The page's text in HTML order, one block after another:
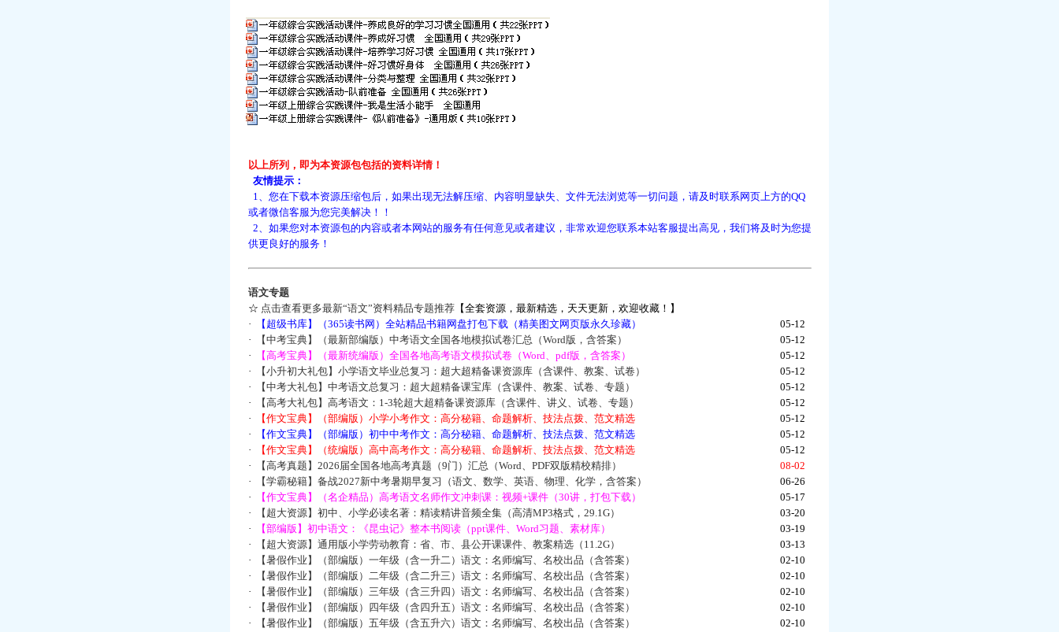
以上所列，即为本资源包包括的资料详情！
友情提示：
1、您在下载本资源压缩包后，如果出现无法解压缩、内容明显缺失、文件无法浏览等一切问题，请及时联系网页上方的QQ
或者微信客服为您完美解决！！
2、如果您对本资源包的内容或者本网站的服务有任何意见或者建议，非常欢迎您联系本站客服提出高见，我们将及时为您提
供更良好的服务！
语文专题
☆ 点击查看更多最新“语文”资料精品专题推荐【全套资源，最新精选，天天更新，欢迎收藏！】
·
【超级书库】（365读书网）全站精品书籍网盘打包下载（精美图文网页版永久珍藏）
05-12
·
【中考宝典】（最新部编版）中考语文全国各地模拟试卷汇总（Word版，含答案）
05-12
·
【高考宝典】（最新统编版）全国各地高考语文模拟试卷（Word、pdf版，含答案）
05-12
·
【小升初大礼包】小学语文毕业总复习：超大超精备课资源库（含课件、教案、试卷）
05-12
·
【中考大礼包】中考语文总复习：超大超精备课宝库（含课件、教案、试卷、专题）
05-12
·
【高考大礼包】高考语文：1-3轮超大超精备课资源库（含课件、讲义、试卷、专题）
05-12
·
【作文宝典】（部编版）小学小考作文：高分秘籍、命题解析、技法点拨、范文精选
05-12
·
【作文宝典】（部编版）初中中考作文：高分秘籍、命题解析、技法点拨、范文精选
05-12
·
【作文宝典】（统编版）高中高考作文：高分秘籍、命题解析、技法点拨、范文精选
05-12
·
【高考真题】2026届全国各地高考真题（9门）汇总（Word、PDF双版精校精排）
08-02
·
【学霸秘籍】备战2027新中考暑期早复习（语文、数学、英语、物理、化学，含答案）
06-26
·
【作文宝典】（名企精品）高考语文名师作文冲刺课：视频+课件（30讲，打包下载）
05-17
·
【超大资源】初中、小学必读名著：精读精讲音频全集（高清MP3格式，29.1G）
03-20
·
【部编版】初中语文：《昆虫记》整本书阅读（ppt课件、Word习题、素材库）
03-19
·
【超大资源】通用版小学劳动教育：省、市、县公开课课件、教案精选（11.2G）
03-13
·
【暑假作业】（部编版）一年级（含一升二）语文：名师编写、名校出品（含答案）
02-10
·
【暑假作业】（部编版）二年级（含二升三）语文：名师编写、名校出品（含答案）
02-10
·
【暑假作业】（部编版）三年级（含三升四）语文：名师编写、名校出品（含答案）
02-10
·
【暑假作业】（部编版）四年级（含四升五）语文：名师编写、名校出品（含答案）
02-10
·
【暑假作业】（部编版）五年级（含五升六）语文：名师编写、名校出品（含答案）
02-10